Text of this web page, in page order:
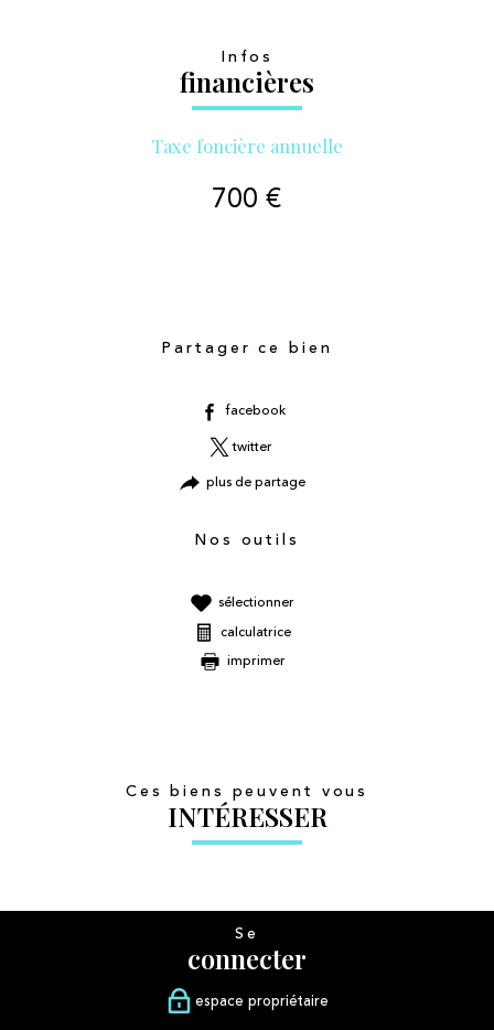
Infos
financières
Taxe foncière annuelle
700 €
Partager ce bien
facebook
twitter
plus de partage
Nos outils
sélectionner
calculatrice
imprimer
Ces biens peuvent vous
INTÉRESSER
Se
connecter
espace propriétaire